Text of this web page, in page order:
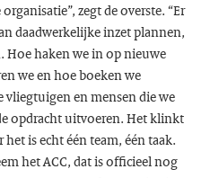
zegt de overste. “Er
daadwerkelijke inzet plannen,
Hoe haken we in op nieuwe
we en hoe boeken we
en mensen die we
opdracht uitvoeren. Het klinkt
is echt één team, één taak.
het ACC, dat is officieel nog